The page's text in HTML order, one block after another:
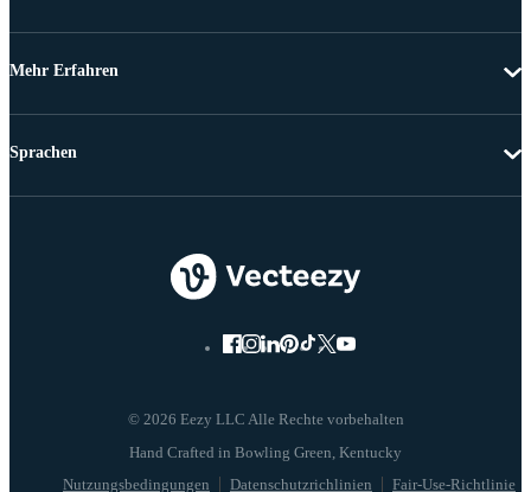
Mehr Erfahren
© 2026 Eezy LLC Alle Rechte vorbehalten
Nutzungsbedingungen Datenschutzrichlinien Fair-Use-Richtlinie
Sprachen